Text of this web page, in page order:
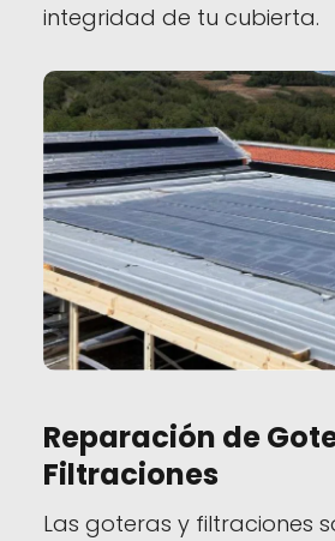
integridad de tu cubierta.
Reparación de
Filtraciones
Las goteras y filtraciones